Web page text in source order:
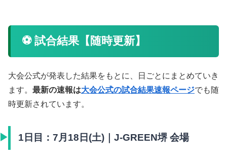
⚽ 試合結果【随時更新】
大会公式が発表した結果をもとに、日ごとにまとめていき
ます。 最新の速報は大会公式の試合結果速報ページでも随
時更新されています。
1日目：7月18日(土)｜J-GREEN堺 会場